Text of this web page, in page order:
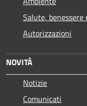
Salute, benessere
Autorizzazioni
NOVITÀ
Notizie
Comunicati